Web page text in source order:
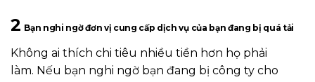
2 Bạn nghi ngờ đơn vị cung cấp dịch vụ của bạn đang bị quá tải
Không ai thích chi tiêu nhiều tiền hơn họ phải
làm. Nếu bạn nghi ngờ bạn đang bị công ty cho